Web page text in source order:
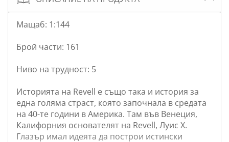
Мащаб: 1:144
Брой части: 161
Ниво на трудност: 5
Историята на Revell е също така и история за
една голяма страст, която започнала в средата
на 40-те години в Америка. Там във Венеция,
Калифорния основателят на Revell, Луис Х.
Глазър имал идеята да построи истински